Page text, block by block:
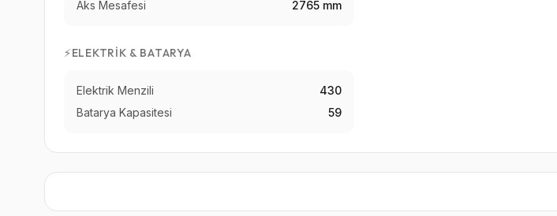
Aks Mesafesi
2765 mm
⚡ELEKTRIK & BATARYA
Elektrik Menzili
430
Batarya Kapasitesi
59